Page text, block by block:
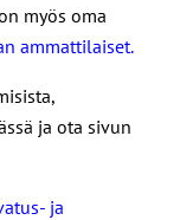
myös oma
ammattilaiset.
ja ota sivun
ja